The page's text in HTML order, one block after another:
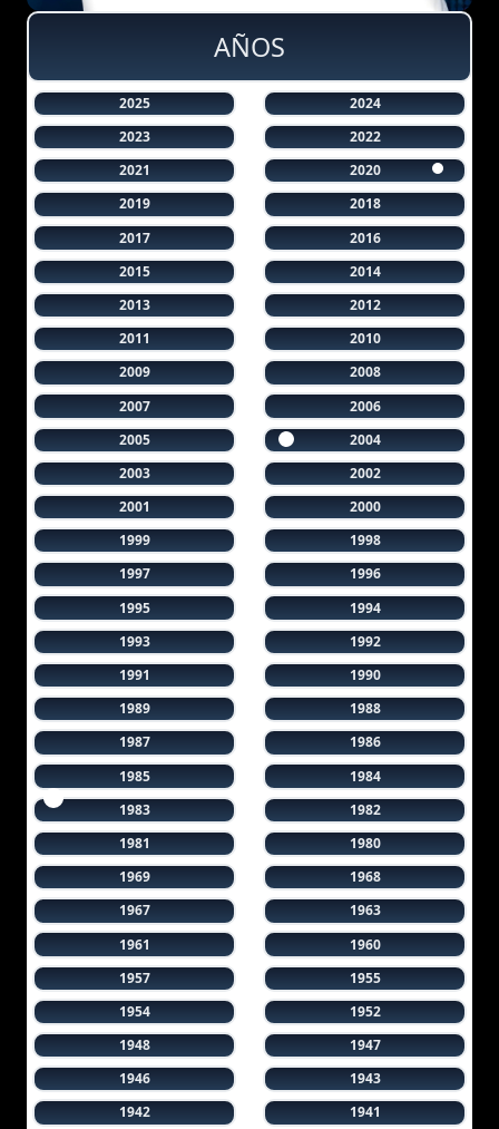
AÑOS
2025
2024
2023
2022
2021
2020
2019
2018
2017
2016
2015
2014
2013
2012
2011
2010
2009
2008
2007
2006
2005
2004
2003
2002
2001
2000
1999
1998
1997
1996
1995
1994
1993
1992
1991
1990
1989
1988
1987
1986
1985
1984
1983
1982
1981
1980
1969
1968
1967
1963
1961
1960
1957
1955
1954
1952
1948
1947
1946
1943
1942
1941